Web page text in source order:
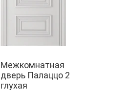
Межкомнатная
дверь Палаццо 2
глухая